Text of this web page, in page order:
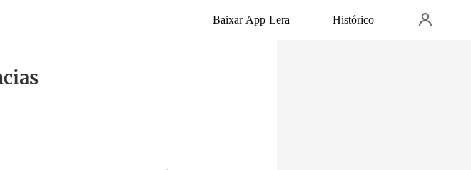
Baixar App Lera Histórico